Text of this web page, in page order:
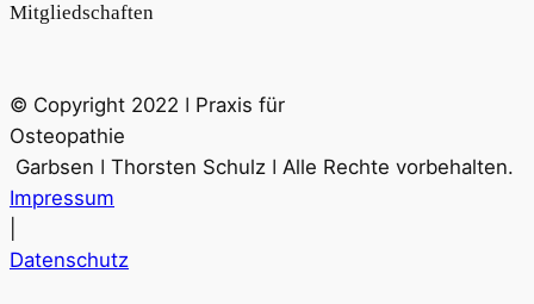
Mitgliedschaften
© Copyright 2022 ǀ Praxis für
Osteopathie
Garbsen ǀ Thorsten Schulz ǀ Alle Rechte vorbehalten.
Impressum
Datenschutz